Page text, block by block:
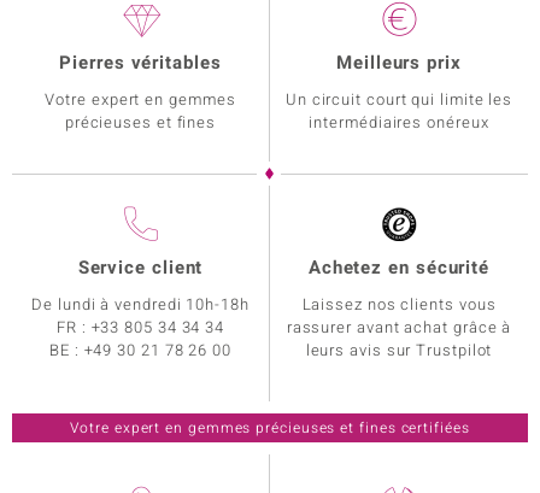
Pierres véritables
Votre expert en gemmes
précieuses et fines
Meilleurs prix
Un circuit court qui limite les
intermédiaires onéreux
Service client
De lundi à vendredi 10h-18h
FR : +33 805 34 34 34
BE : +49 30 21 78 26 00
Achetez en sécurité
Laissez nos clients vous
rassurer avant achat grâce à
leurs avis sur Trustpilot
Votre expert en gemmes précieuses et fines certifiées